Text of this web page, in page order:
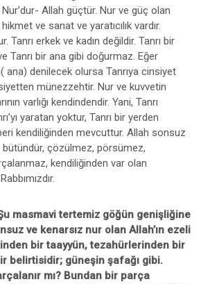
Allah güçtür. Nur ve güç olan
ve sanat ve yaratıcılık vardır.
Tanrı erkek ve kadın değildir. Tanrı bir
Tanrı bir ana gibi doğurmaz. Eğer
ana) denilecek olursa Tanrıya cinsiyet
münezzehtir. Nur ve kuvvetin
varlığı kendindendir. Yani, Tanrı
yaratan yoktur, Tanrı bir yerden
kendiliğinden mevcuttur. Allah sonsuz
bütündür, çözülmez, pörsümez,
kendiliğinden var olan
masmavi tertemiz göğün genişliğine
ve kenarsız nur olan Allah’ın ezeli
bir taayyün, tezahürlerinden bir
belirtisidir; güneşin şafağı gibi.
mı? Bundan bir parça